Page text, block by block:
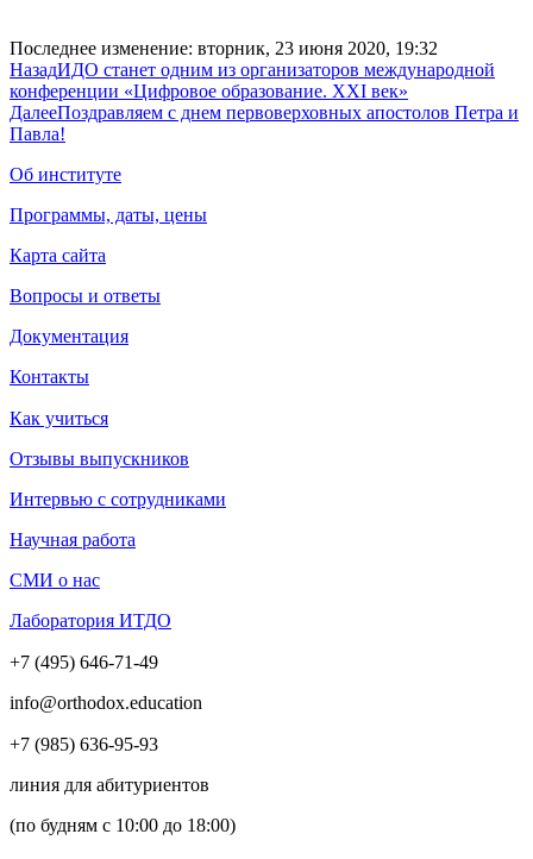
Последнее изменение: вторник, 23 июня 2020, 19:32
НазадИДО станет одним из организаторов международной
конференции «Цифровое образование. XXI век»
ДалееПоздравляем с днем первоверховных апостолов Петра и
Павла!
Об институте
Программы, даты, цены
Карта сайта
Вопросы и ответы
Документация
Контакты
Как учиться
Отзывы выпускников
Интервью с сотрудниками
Научная работа
СМИ о нас
Лаборатория ИТДО
+7 (495) 646-71-49
info@orthodox.education
+7 (985) 636-95-93
линия для абитуриентов
(по будням с 10:00 до 18:00)